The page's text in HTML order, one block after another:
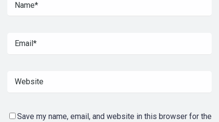
Save my name, email, and website in this browser for the